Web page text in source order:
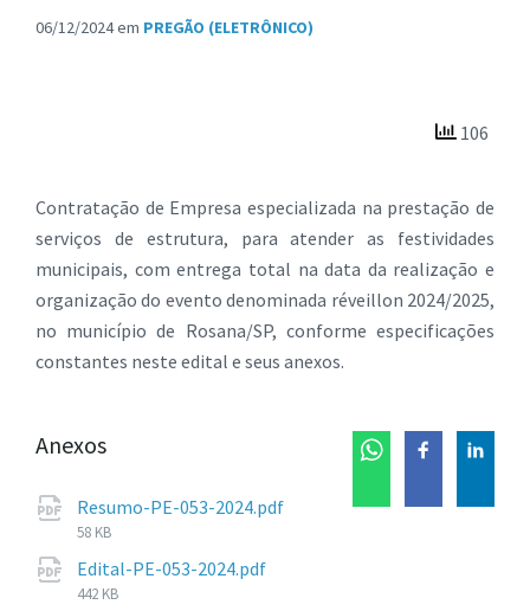
06/12/2024em PREGÃO (ELETRÔNICO)
106
Contratação de Empresa especializada na prestação de
serviços de estrutura, para atender as festividades
municipais, com entrega total na data da realização e
organização do evento denominada réveillon 2024/2025,
no município de Rosana/SP, conforme especificações
constantes neste edital e seus anexos.
Anexos
Resumo-PE-053-2024.pdf
Tamanho
58 KB
Edital-PE-053-2024.pdf
442 KB